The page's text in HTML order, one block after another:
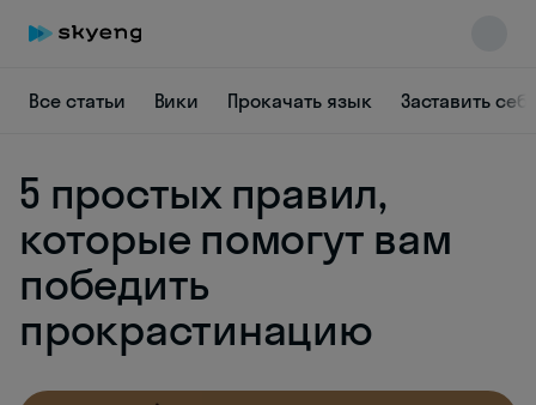
Все статьи Вики Прокачать язык Заставить
5 простых правил,
которые помогут вам
победить
прокрастинацию
Skyeng Chat
online